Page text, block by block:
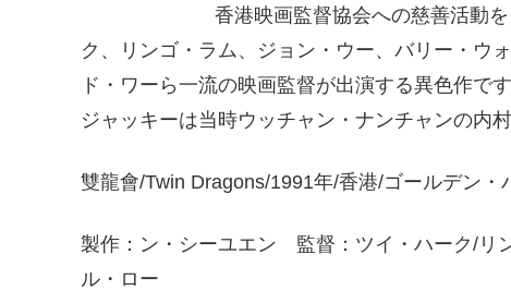
香港映画監督協会への慈善活動
ク、リンゴ・ラム、ジョン・ウー、バリー・ウ
ド・ワーら一流の映画監督が出演する異色作です
ジャッキーは当時ウッチャン・ナンチャンの内
雙龍會/Twin Dragons/1991年/香港/ゴールデン
製作：ン・シーユエン 監督：ツイ・ハーク/
ル・ロー